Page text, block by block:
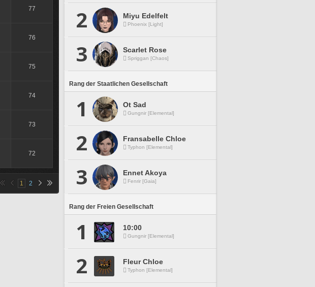
77
76
75
74
73
72
1 2
2 Miyu Edelfelt
Phoenix [Light]
3 Scarlet Rose
Spriggan [Chaos]
Rang der Staatlichen Gesellschaft
1 Ot Sad
Gungnir [Elemental]
2 Fransabelle Chloe
Typhon [Elemental]
3 Ennet Akoya
Fenrir [Gaia]
Rang der Freien Gesellschaft
1 10:00
Gungnir [Elemental]
2 Fleur Chloe
Typhon [Elemental]